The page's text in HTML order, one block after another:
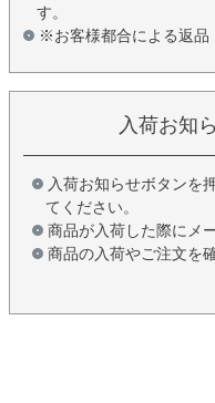
す。
※お客様都合による返品
入荷お知
入荷お知らせボタンを
てください。
商品が入荷した際にメ
商品の入荷やご注文を